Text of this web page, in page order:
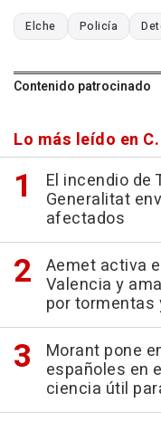
Elche Policía
Contenido patrocinado
Lo más leído en
El incendio de
Generalitat
afectados
Aemet activa
Valencia y
por tormentas
Morant pone
españoles en
ciencia útil